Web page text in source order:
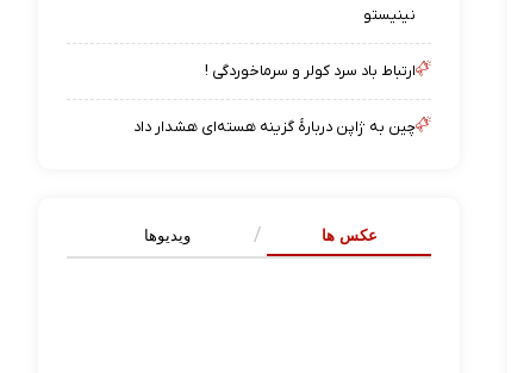
نینیستو
ارتباط باد سرد کولر و سرماخوردگی !
چین به ژاپن دربارهٔ گزینه هسته‌ای هشدار داد
عکس ها ویدیوها